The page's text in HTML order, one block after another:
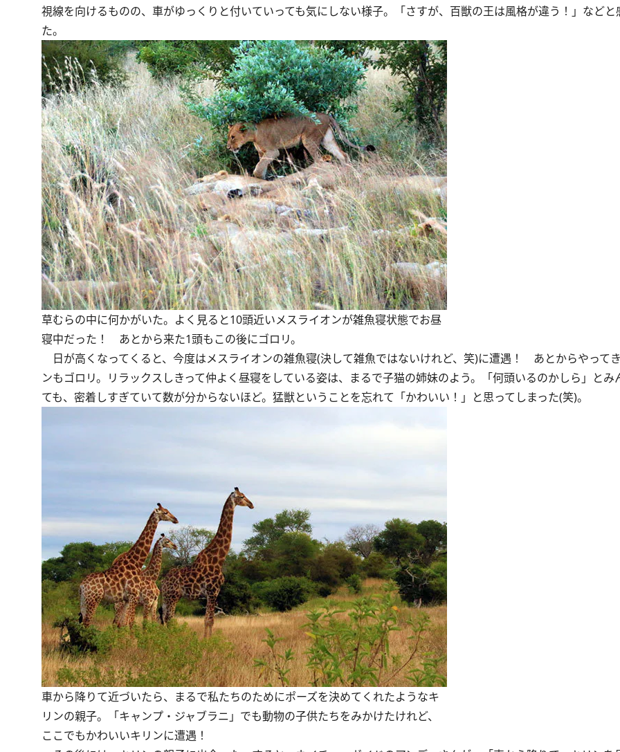
視線を向けるものの、車がゆっくりと付いていっても気にしない様子。「さすが、百獣の王は風格が違う！」などと
た。
草むらの中に何かがいた。よく見ると10頭近いメスライオンが雑魚寝状態でお昼
寝中だった！ あとから来た1頭もこの後にゴロリ。
日が高くなってくると、今度はメスライオンの雑魚寝(決して雑魚ではないけれど、笑)に遭遇！ あとからやって
ンもゴロリ。リラックスしきって仲よく昼寝をしている姿は、まるで子猫の姉妹のよう。「何頭いるのかしら」とみ
ても、密着しすぎていて数が分からないほど。猛獣ということを忘れて「かわいい！」と思ってしまった(笑)。
車から降りて近づいたら、まるで私たちのためにポーズを決めてくれたようなキ
リンの親子。「キャンプ・ジャブラニ」でも動物の子供たちをみかけたけれど、
ここでもかわいいキリンに遭遇！